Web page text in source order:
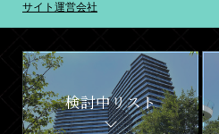
サイト運営会社
検討中リスト